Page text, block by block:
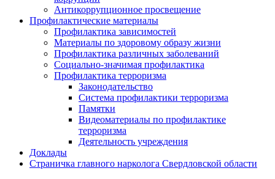
Антикоррупционное просвещение
Профилактические материалы
Профилактика зависимостей
Материалы по здоровому образу жизни
Профилактика различных заболеваний
Социально-значимая профилактика
Профилактика терроризма
Законодательство
Система профилактики терроризма
Памятки
Видеоматериалы по профилактике
терроризма
Деятельность учреждения
Доклады
Страничка главного нарколога Свердловской области